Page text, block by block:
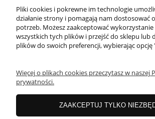
PŁATNOŚCI I
OFERTA
Pliki cookies i pokrewne im technologie
działanie strony i pomagają nam dostosować
potrzeb. Możesz zaakceptować wykorzystanie
wszystkich tych plików i przejść do sklepu lub
plików do swoich preferencji, wybierając
Więcej o plikach cookies przeczytasz w naszej
prywatności.
ZAAKCEPTUJ TYLKO